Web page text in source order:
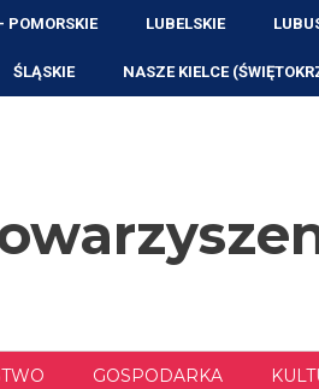
POMORSKIE LUBELSKIE
ŚLĄSKIE NASZE KIELCE
GOSPODARKA